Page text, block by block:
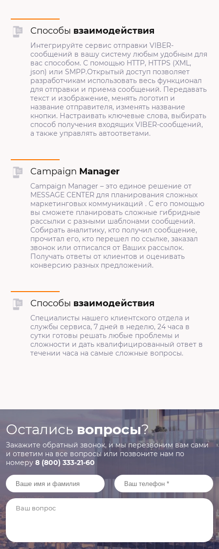
Способы взаимодействия
Интегрируйте сервис отправки VIBER-
сообщений в вашу систему любым удобным для
вас способом. С помощью HTTP, HTTPS (XML,
json) или SMPP.Открытый доступ позволяет
разработчикам использовать весь функционал
для отправки и приема сообщений. Передавать
текст и изображение, менять логотип и
название отправителя, изменять название
кнопки. Настраивать ключевые слова, выбирать
способ получения входящих VIBER-сообщений,
а также управлять автоответами.
Campaign Manager
Campaign Manager – это единое решение от
MESSAGE CENTER для планирования сложных
маркетинговых коммуникаций . С его помощью
вы сможете планировать сложные гибридные
рассылки с разными шаблонами сообщений.
Собирать аналитику, кто получил сообщение,
прочитал его, кто перешел по ссылке, заказал
звонок или отписался от Ваших рассылок.
Получать ответы от клиентов и оценивать
конверсию разных предложений.
Способы взаимодействия
Специалисты нашего клиентского отдела и
службы сервиса, 7 дней в неделю, 24 часа в
сутки готовы решать любые проблемы и
сложности и дать квалифицированный ответ в
течении часа на самые сложные вопросы.
Остались вопросы?
Закажите обратный звонок, и мы перезвоним вам сами
и ответим на все вопросы или позвоните нам по
номеру 8 (800) 333-21-60